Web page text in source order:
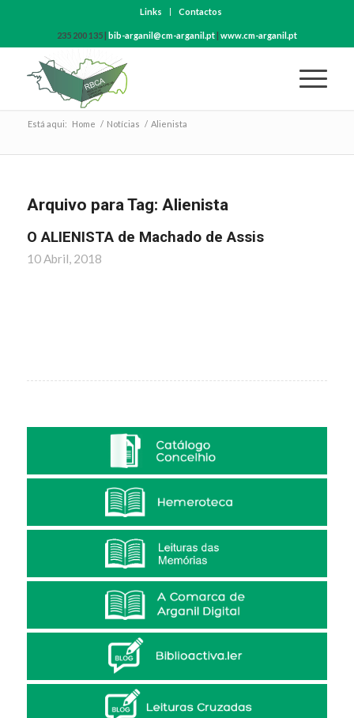
Links Contactos
235 200 135 | bib-arganil@cm-arganil.pt| www.cm-arganil.pt
Está aqui: Home / Notícias / Alienista
Arquivo para Tag: Alienista
O ALIENISTA de Machado de Assis
10 Abril, 2018